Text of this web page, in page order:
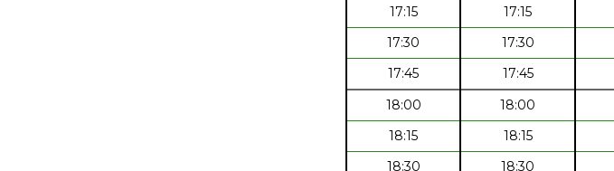
17:15
17:15
17:30
17:30
17:45
17:45
18:00
18:00
18:15
18:15
18:30
18:30